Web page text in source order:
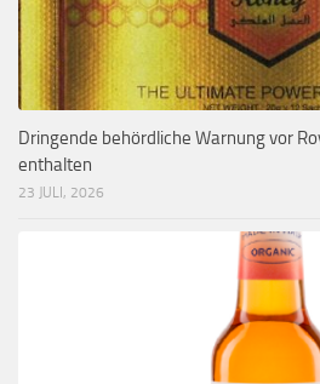
Dringende behördliche Warnung vor
enthalten
23 JULI, 2026